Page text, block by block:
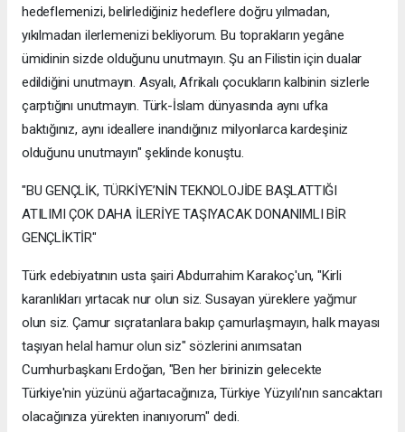
hedeflemenizi, belirlediğiniz hedeflere doğru yılmadan,
yıkılmadan ilerlemenizi bekliyorum. Bu toprakların yegâne
ümidinin sizde olduğunu unutmayın. Şu an Filistin için dualar
edildiğini unutmayın. Asyalı, Afrikalı çocukların kalbinin sizlerle
çarptığını unutmayın. Türk-İslam dünyasında aynı ufka
baktığınız, aynı ideallere inandığınız milyonlarca kardeşiniz
olduğunu unutmayın" şeklinde konuştu.
"BU GENÇLİK, TÜRKİYE’NİN TEKNOLOJİDE BAŞLATTIĞI
ATILIMI ÇOK DAHA İLERİYE TAŞIYACAK DONANIMLI BİR
GENÇLİKTİR"
Türk edebiyatının usta şairi Abdurrahim Karakoç'un, "Kirli
karanlıkları yırtacak nur olun siz. Susayan yüreklere yağmur
olun siz. Çamur sıçratanlara bakıp çamurlaşmayın, halk mayası
taşıyan helal hamur olun siz" sözlerini anımsatan
Cumhurbaşkanı Erdoğan, "Ben her birinizin gelecekte
Türkiye'nin yüzünü ağartacağınıza, Türkiye Yüzyılı'nın sancaktarı
olacağınıza yürekten inanıyorum" dedi.